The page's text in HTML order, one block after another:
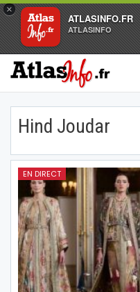
×
ATLASINFO.FR
ATLASINFO
Hind Joudar
EN DIRECT